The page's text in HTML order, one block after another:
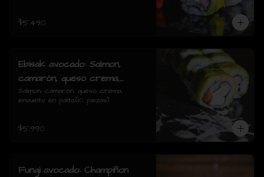
$5.490
Ebisak avocado: Salmon,
camarón, queso crema,
envuelto en palta.
Salmon, camarón, queso crema,
envuelto en palta.(10 piezas)
$5.990
Fungi avocado: Champiñon